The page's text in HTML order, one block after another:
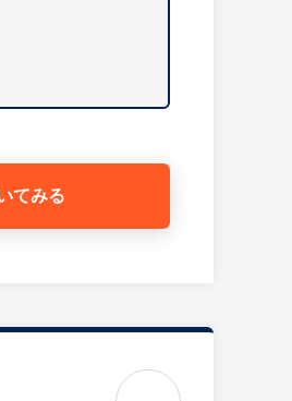
リアコーディネートを
また、県内の建設会社
てみる